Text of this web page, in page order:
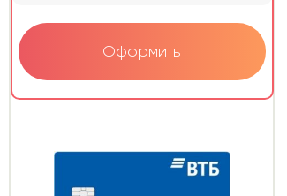
Оформить